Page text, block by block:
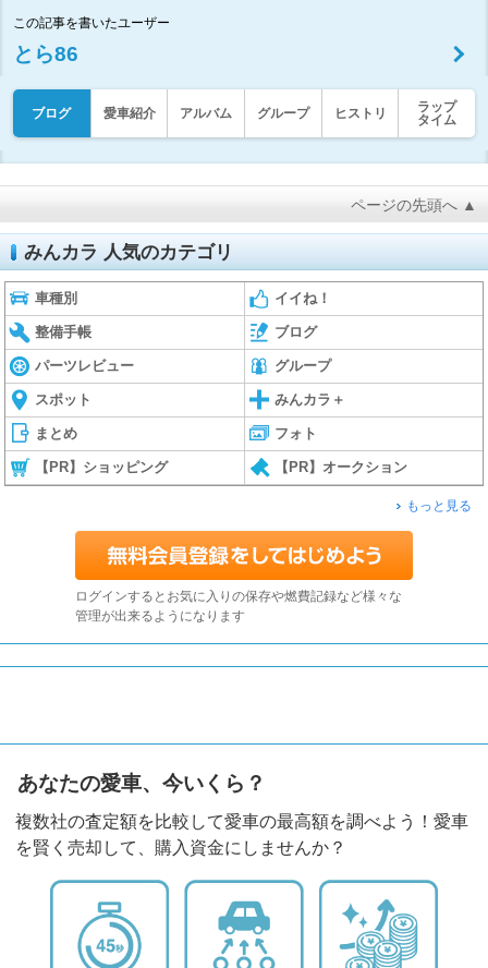
この記事を書いたユーザー
とら86
ブログ 愛車紹介 アルバム グループ ヒストリ
ラップ
タイム
ページの先頭へ ▲
みんカラ 人気のカテゴリ
車種別 イイね！
整備手帳 ブログ
パーツレビュー グループ
スポット みんカラ＋
まとめ フォト
【PR】ショッピング 【PR】オークション
もっと見る
ログインするとお気に入りの保存や燃費記録など様々な
管理が出来るようになります
あなたの愛車、今いくら？
複数社の査定額を比較して愛車の最高額を調べよう！愛車
を賢く売却して、購入資金にしませんか？